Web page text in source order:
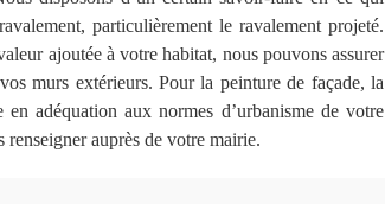
particulièrement le ravalement projeté.
ajoutée à votre habitat, nous pouvons assurer
murs extérieurs. Pour la peinture de façade, la
adéquation aux normes d’urbanisme de votre
renseigner auprès de votre mairie.